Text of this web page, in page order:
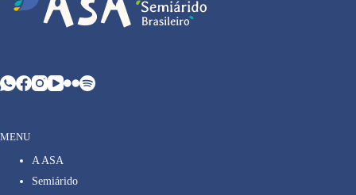
MENU
A ASA
Semiárido